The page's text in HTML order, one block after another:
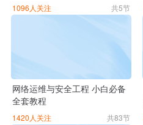
1096人关注 共5节
网络运维与安全工程 小白必备
全套教程
1420人关注 共83节